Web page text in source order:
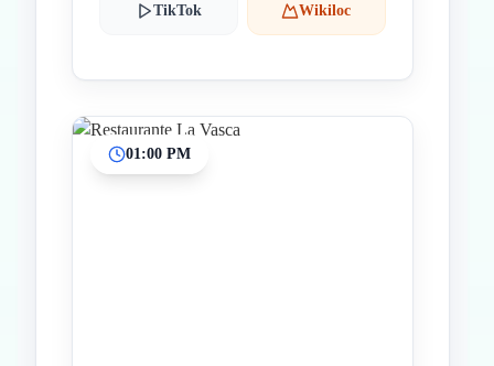
TikTok Wikiloc
01:00 PM